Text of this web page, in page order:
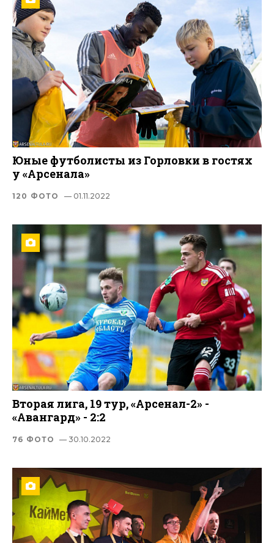
Юные футболисты из Горловки в гостях
у «Арсенала»
120 ФОТО — 01.11.2022
Вторая лига, 19 тур, «Арсенал-2» -
«Авангард» - 2:2
76 ФОТО — 30.10.2022